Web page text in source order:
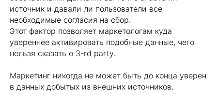
источник и давали ли пользователи все
необходимые согласия на сбор.
Этот фактор позволяет маркетологам куда
увереннее активировать подобные данные, чего
нельзя сказать о 3-rd party.
Маркетинг никогда не может быть до конца уверен
в данных добытых из внешних источников.
на получение рассылки рекламно-
информационных материалов
Запросить